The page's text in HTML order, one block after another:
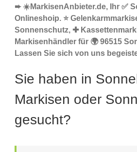
➨ ☀️MarkisenAnbieter.de, Ihr ✅
Onlineshoip. ⭐
Sonnenschutz, ✚
Markisenhändler für 🌍 96515
Lassen Sie sich von uns
Sie haben in
Markisen oder
gesucht?